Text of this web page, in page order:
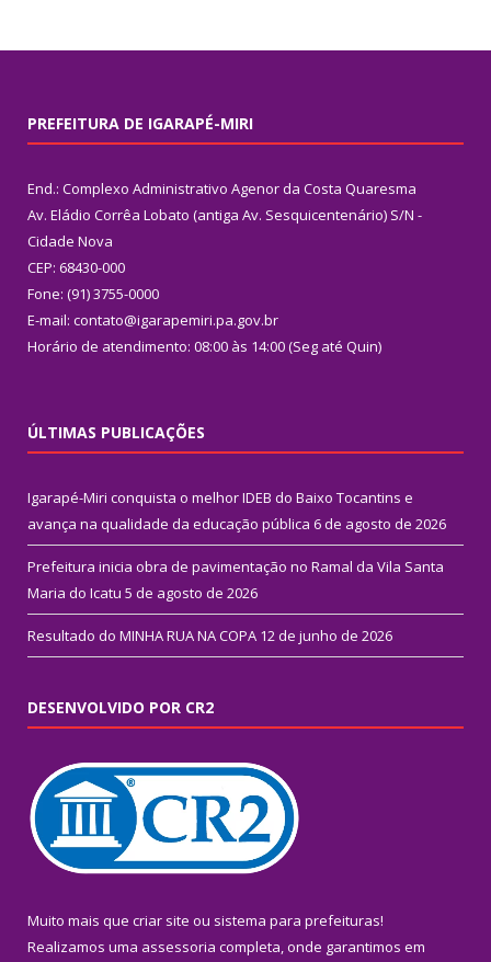
PREFEITURA DE IGARAPÉ-MIRI
End.: Complexo Administrativo Agenor da Costa Quaresma
Av. Eládio Corrêa Lobato (antiga Av. Sesquicentenário) S/N -
Cidade Nova
CEP: 68430-000
Fone: (91) 3755-0000
E-mail: contato@igarapemiri.pa.gov.br
Horário de atendimento: 08:00 às 14:00 (Seg até Quin)
ÚLTIMAS PUBLICAÇÕES
Igarapé-Miri conquista o melhor IDEB do Baixo Tocantins e
avança na qualidade da educação pública 6 de agosto de 2026
Prefeitura inicia obra de pavimentação no Ramal da Vila Santa
Maria do Icatu 5 de agosto de 2026
Resultado do MINHA RUA NA COPA 12 de junho de 2026
DESENVOLVIDO POR CR2
Muito mais que criar site ou sistema para prefeituras!
Realizamos uma assessoria completa, onde garantimos em